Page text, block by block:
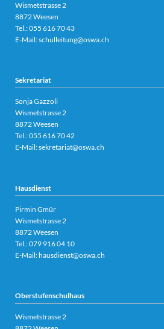
Wismetstrasse 2
8872 Weesen
Tel.:055 616 70 43
E-Mail:schulleitung@oswa.ch
Sekretariat
Sonja Gazzoli
Wismetstrasse 2
8872 Weesen
Tel.:055 616 70 42
E-Mail:sekretariat@oswa.ch
Hausdienst
Pirmin Gmür
Wismetstrasse 2
8872 Weesen
Tel.: 079 916 04 10
E-Mail:hausdienst@oswa.ch
Oberstufenschulhaus
Wismetstrasse 2